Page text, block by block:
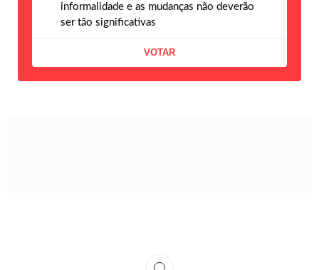
informalidade e as mudanças não deverão
ser tão significativas